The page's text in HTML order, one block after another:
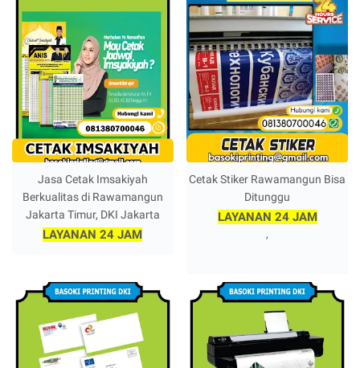
Jasa Cetak Imsakiyah
Berkualitas di Rawamangun
Jakarta Timur, DKI Jakarta
LAYANAN 24 JAM
Cetak Stiker Rawamangun Bisa
Ditunggu
LAYANAN 24 JAM
,